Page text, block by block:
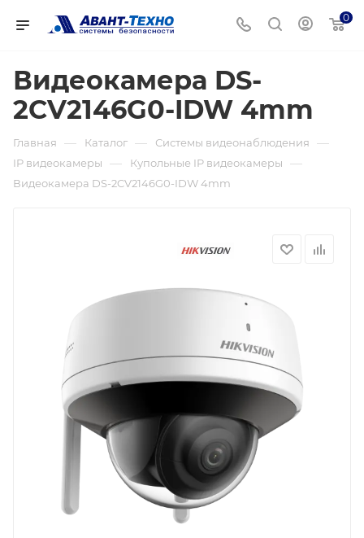
0
Видеокамера DS-
2CV2146G0-IDW 4mm
Главная — Каталог — Системы видеонаблюдения —
IP видеокамеры — Купольные IP видеокамеры —
Видеокамера DS-2CV2146G0-IDW 4mm